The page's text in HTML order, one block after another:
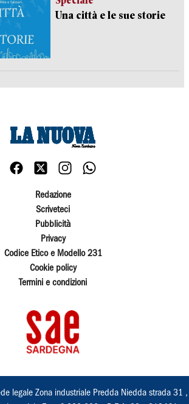
Una città e le sue storie
Redazione
Scriveteci
Pubblicità
Privacy
Codice Etico e Modello 231
Cookie policy
Termini e condizioni
legale Zona industriale Predda Niedda strada 31 ,